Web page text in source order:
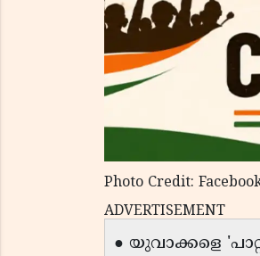
Photo Credit:
ADVERTISEMENT
● യുവാക്കളെ